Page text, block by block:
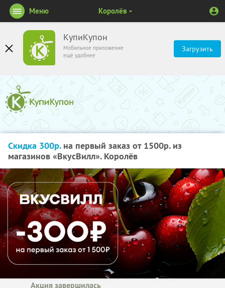
КупиКупон
Мобильное приложение
ещё удобнее
Загрузить
Меню Королёв
Скидка 300р.на первый заказ от 1500р. из
магазинов «ВкусВилл». Королёв
Акция завершилась